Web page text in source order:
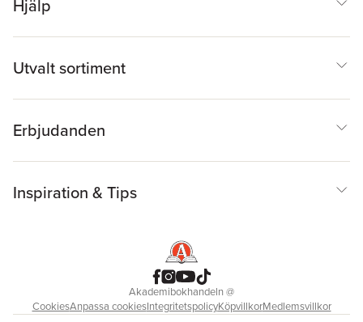
Hjälp
Utvalt sortiment
Erbjudanden
Inspiration & Tips
Akademibokhandeln@
CookiesAnpassa cookiesIntegritetspolicyKöpvillkorMedlemsvillkor